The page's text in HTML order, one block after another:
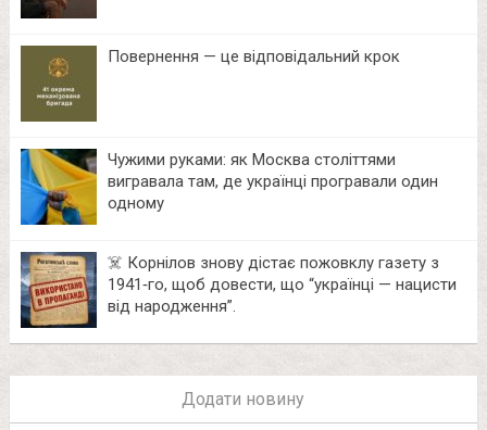
Повернення — це відповідальний крок
Чужими руками: як Москва століттями
вигравала там, де українці програвали один
одному
☠️ Корнілов знову дістає пожовклу газету з
1941‑го, щоб довести, що “українці — нацисти
від народження”.
Додати новину